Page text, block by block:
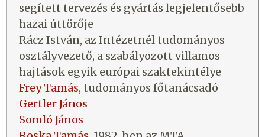
segített tervezés és gyártás legjelentősebb
hazai úttörője
Rácz István, az Intézetnél tudományos
osztályvezető, a szabályozott villamos
hajtások egyik európai szaktekintélye
Frey Tamás, tudományos főtanácsadó
Gertler János
Somló János